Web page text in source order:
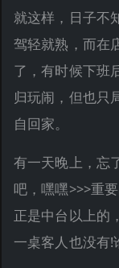
就这样，日子不
驾轻就熟，而在
了，有时候下班
归玩闹，但也只
自回家。
有一天晚上，忘
吧，嘿嘿>>>重
正是中台以上的
一桌客人也没有!